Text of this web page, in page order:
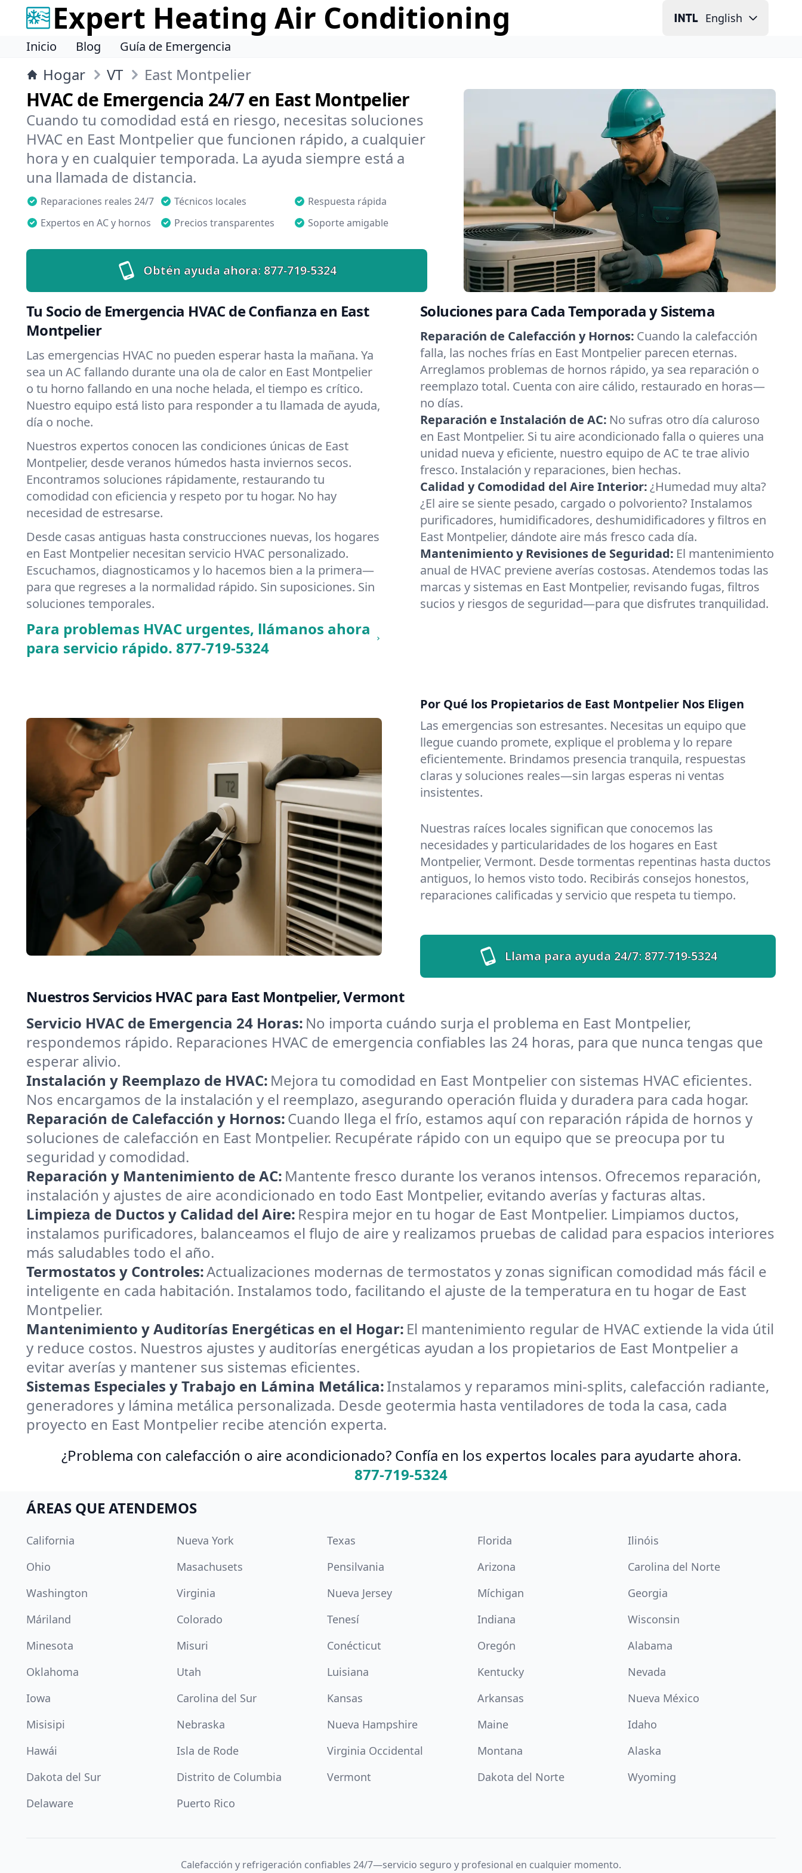
Expert Heating Air Conditioning English
Inicio Blog Guía de Emergencia
Hogar VT East Montpelier
HVAC de Emergencia 24/7 en East Montpelier
Cuando tu comodidad está en riesgo, necesitas soluciones
HVAC en East Montpelier que funcionen rápido, a cualquier
hora y en cualquier temporada. La ayuda siempre está a
una llamada de distancia.
Reparaciones reales 24/7 Técnicos locales
Respuesta rápida
Expertos en AC y hornos
Precios transparentes Soporte amigable
Obtén ayuda ahora:877-719-5324
Tu Socio de Emergencia HVAC de Confianza en East
Montpelier
Las emergencias HVAC no pueden esperar hasta la mañana. Ya
sea un AC fallando durante una ola de calor en East Montpelier
o tu horno fallando en una noche helada, el tiempo es crítico.
Nuestro equipo está listo para responder a tu llamada de ayuda,
día o noche.
Nuestros expertos conocen las condiciones únicas de East
Montpelier, desde veranos húmedos hasta inviernos secos.
Encontramos soluciones rápidamente, restaurando tu
comodidad con eficiencia y respeto por tu hogar. No hay
necesidad de estresarse.
Desde casas antiguas hasta construcciones nuevas, los hogares
en East Montpelier necesitan servicio HVAC personalizado.
Escuchamos, diagnosticamos y lo hacemos bien a la primera—
para que regreses a la normalidad rápido. Sin suposiciones. Sin
soluciones temporales.
Para problemas HVAC urgentes, llámanos ahora
para servicio rápido. 877-719-5324
Soluciones para Cada Temporada y Sistema
Reparación de Calefacción y Hornos: Cuando la calefacción
falla, las noches frías en East Montpelier parecen eternas.
Arreglamos problemas de hornos rápido, ya sea reparación o
reemplazo total. Cuenta con aire cálido, restaurado en horas—
no días.
Reparación e Instalación de AC: No sufras otro día caluroso
en East Montpelier. Si tu aire acondicionado falla o quieres una
unidad nueva y eficiente, nuestro equipo de AC te trae alivio
fresco. Instalación y reparaciones, bien hechas.
Calidad y Comodidad del Aire Interior:¿Humedad muy alta?
¿El aire se siente pesado, cargado o polvoriento? Instalamos
purificadores, humidificadores, deshumidificadores y filtros en
East Montpelier, dándote aire más fresco cada día.
Mantenimiento y Revisiones de Seguridad: El mantenimiento
anual de HVAC previene averías costosas. Atendemos todas las
marcas y sistemas en East Montpelier, revisando fugas, filtros
sucios y riesgos de seguridad—para que disfrutes tranquilidad.
Por Qué los Propietarios de East Montpelier Nos Eligen
Las emergencias son estresantes. Necesitas un equipo que
llegue cuando promete, explique el problema y lo repare
eficientemente. Brindamos presencia tranquila, respuestas
claras y soluciones reales—sin largas esperas ni ventas
insistentes.
Nuestras raíces locales significan que conocemos las
necesidades y particularidades de los hogares en East
Montpelier, Vermont. Desde tormentas repentinas hasta ductos
antiguos, lo hemos visto todo. Recibirás consejos honestos,
reparaciones calificadas y servicio que respeta tu tiempo.
Llama para ayuda 24/7:877-719-5324
Nuestros Servicios HVAC para East Montpelier, Vermont
Servicio HVAC de Emergencia 24 Horas: No importa cuándo surja el problema en East Montpelier,
respondemos rápido. Reparaciones HVAC de emergencia confiables las 24 horas, para que nunca tengas que
esperar alivio.
Instalación y Reemplazo de HVAC: Mejora tu comodidad en East Montpelier con sistemas HVAC eficientes.
Nos encargamos de la instalación y el reemplazo, asegurando operación fluida y duradera para cada hogar.
Reparación de Calefacción y Hornos:Cuando llega el frío, estamos aquí con reparación rápida de hornos y
soluciones de calefacción en East Montpelier. Recupérate rápido con un equipo que se preocupa por tu
seguridad y comodidad.
Reparación y Mantenimiento de AC: Mantente fresco durante los veranos intensos. Ofrecemos reparación,
instalación y ajustes de aire acondicionado en todo East Montpelier, evitando averías y facturas altas.
Limpieza de Ductos y Calidad del Aire: Respira mejor en tu hogar de East Montpelier. Limpiamos ductos,
instalamos purificadores, balanceamos el flujo de aire y realizamos pruebas de calidad para espacios interiores
más saludables todo el año.
Termostatos y Controles:Actualizaciones modernas de termostatos y zonas significan comodidad más fácil e
inteligente en cada habitación. Instalamos todo, facilitando el ajuste de la temperatura en tu hogar de East
Montpelier.
Mantenimiento y Auditorías Energéticas en el Hogar: El mantenimiento regular de HVAC extiende la vida útil
y reduce costos. Nuestros ajustes y auditorías energéticas ayudan a los propietarios de East Montpelier a
evitar averías y mantener sus sistemas eficientes.
Sistemas Especiales y Trabajo en Lámina Metálica:Instalamos y reparamos mini-splits, calefacción radiante,
generadores y lámina metálica personalizada. Desde geotermia hasta ventiladores de toda la casa, cada
proyecto en East Montpelier recibe atención experta.
¿Problema con calefacción o aire acondicionado? Confía en los expertos locales para ayudarte ahora.
877-719-5324
ÁREAS QUE ATENDEMOS
California Nueva York Texas Florida
Ilinóis
Ohio
Masachusets Pensilvania Arizona
Carolina del Norte
Washington
Virginia Nueva Jersey Míchigan
Georgia
Máriland
Colorado Tenesí Indiana
Wisconsin
Minesota
Misuri Conécticut Oregón
Alabama
Oklahoma
Utah Luisiana Kentucky
Nevada
Iowa
Carolina del Sur Kansas Arkansas
Nueva México
Misisipi
Nebraska Nueva Hampshire Maine
Idaho
Hawái
Isla de Rode Virginia Occidental Montana
Alaska
Dakota del Sur
Distrito de Columbia Vermont Dakota del Norte
Wyoming
Delaware
Puerto Rico
Calefacción y refrigeración confiables 24/7—servicio seguro y profesional en cualquier momento.